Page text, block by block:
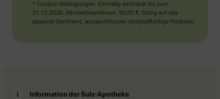
* Coupon-Bedingungen: Einmalig einlösbar bis zum
31.12.2026. Mindestbestellwert: 50,00 €. Gültig auf das
gesamte Sortiment, ausgeschlossen rezeptpflichtige Produkte.
Information der Sulz-Apotheke